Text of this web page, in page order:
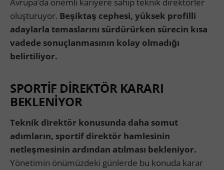
oluşturuyor. Beşiktaş cephesi, yüksek profilli
adaylarla temaslarını sürdürürken sürecin kısa
vadede sonuçlanmasının kolay olmadığı
belirtiliyor.
SPORTİF DİREKTÖR KARARI
BEKLENİYOR
Teknik direktör konusunda daha somut
adımların, sportif direktör hamlesinin
netleşmesinin ardından atılması bekleniyor.
Yönetimin önümüzdeki günlerde bu konuda karar